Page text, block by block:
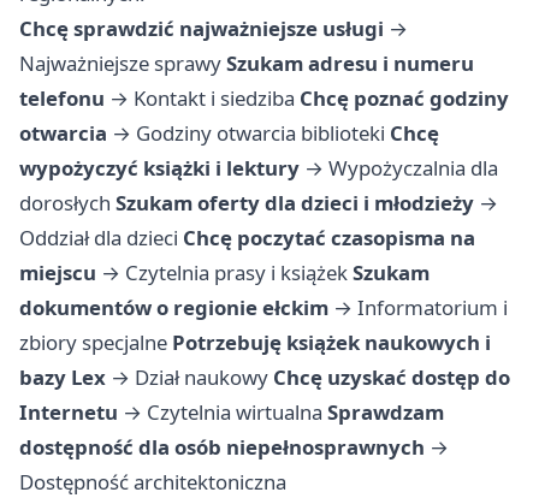
Chcę sprawdzić najważniejsze usługi →
Najważniejsze sprawySzukam adresu i numeru
telefonu → Kontakt i siedziba Chcę poznać godziny
otwarcia → Godziny otwarcia biblioteki Chcę
wypożyczyć książki i lektury → Wypożyczalnia dla
dorosłych Szukam oferty dla dzieci i młodzieży →
Oddział dla dzieci Chcę poczytać czasopisma na
miejscu → Czytelnia prasy i książekSzukam
dokumentów o regionie ełckim → Informatorium i
zbiory specjalne Potrzebuję książek naukowych i
bazy Lex → Dział naukowy Chcę uzyskać dostęp do
Internetu → Czytelnia wirtualna Sprawdzam
dostępność dla osób niepełnosprawnych →
Dostępność architektoniczna